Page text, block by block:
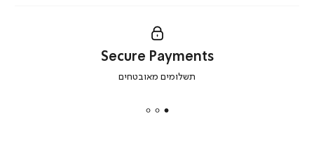
secure
Secure Payments
תשלומים מאובטחים